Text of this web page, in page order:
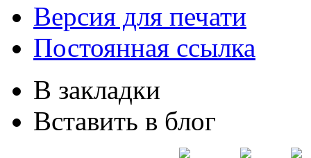
Версия для печати
Постоянная ссылка
В закладки
Вставить в блог